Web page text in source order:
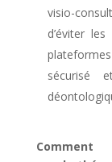
visio-
d’éviter
sécurisé